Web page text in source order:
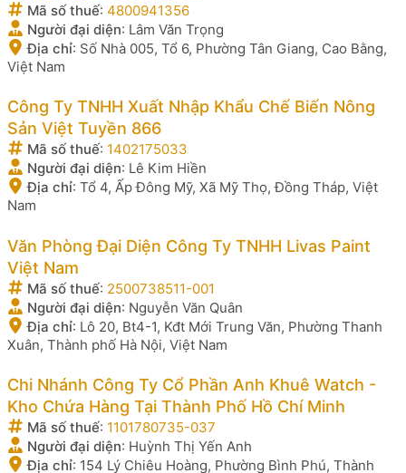
Mã số thuế: 4800941356
Người đại diện: Lâm Văn Trọng
Địa chỉ: Số Nhà 005, Tổ 6, Phường Tân Giang, Cao Bằng,
Việt Nam
Công Ty TNHH Xuất Nhập Khẩu Chế Biến Nông
Sản Việt Tuyền 866
Mã số thuế: 1402175033
Người đại diện: Lê Kim Hiền
Địa chỉ: Tổ 4, Ấp Đông Mỹ, Xã Mỹ Thọ, Đồng Tháp, Việt
Nam
Văn Phòng Đại Diện Công Ty TNHH Livas Paint
Việt Nam
Mã số thuế: 2500738511-001
Người đại diện: Nguyễn Văn Quân
Địa chỉ: Lô 20, Bt4-1, Kđt Mới Trung Văn, Phường Thanh
Xuân, Thành phố Hà Nội, Việt Nam
Chi Nhánh Công Ty Cổ Phần Anh Khuê Watch -
Kho Chứa Hàng Tại Thành Phố Hồ Chí Minh
Mã số thuế: 1101780735-037
Người đại diện: Huỳnh Thị Yến Anh
Địa chỉ: 154 Lý Chiêu Hoàng, Phường Bình Phú, Thành